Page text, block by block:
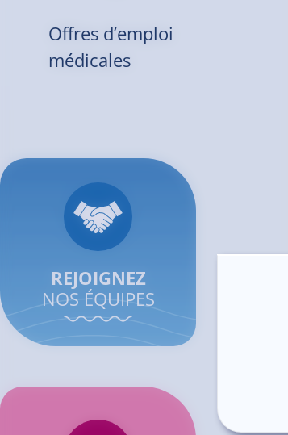
Offres d’emploi
médicales
REJOIGNEZ
NOS ÉQUIPES